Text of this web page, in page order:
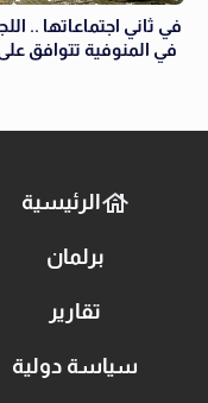
في ثاني اجتماعاتها ..
في المنوفية تتوافق
الرئيسية
برلمان
تقارير
سياسة دولية